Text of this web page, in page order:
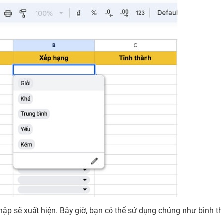
sẽ xuất hiện. Bây giờ, bạn có thể sử dụng chúng như bình